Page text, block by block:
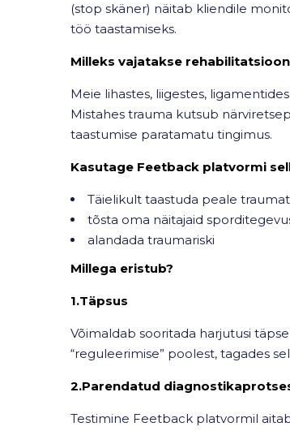
(stop skäner) näitab kliendile
töö taastamiseks.
Milleks vajatakse
Meie lihastes, liigestes,
Mistahes trauma kutsub
taastumise paratamatu tingimus.
Kasutage Feetback platvormi
Täielikult taastuda peale traumat
tõsta oma näitajaid
alandada traumariski
Millega eristub?
1.Täpsus
Võimaldab sooritada harjutusi
“reguleerimise” poolest, tagades
2.Parendatud
Testimine Feetback platvormil